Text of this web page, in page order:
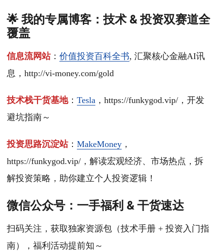
🌟 我的专属博客：技术 & 投资双赛道全
覆盖
信息流网站： 价值投资百科全书, 汇聚核心金融AI讯
息，http://vi-money.com/gold
技术栈干货基地： Tesla ，https://funkygod.vip/，开发
避坑指南～
投资思路沉淀站： MakeMoney ，
https://funkygod.vip/，解读宏观经济、市场热点，拆
解投资策略，助你建立个人投资逻辑！
微信公众号：一手福利 & 干货速达
扫码关注，获取独家资源包（技术手册 + 投资入门指
南），福利活动提前知～